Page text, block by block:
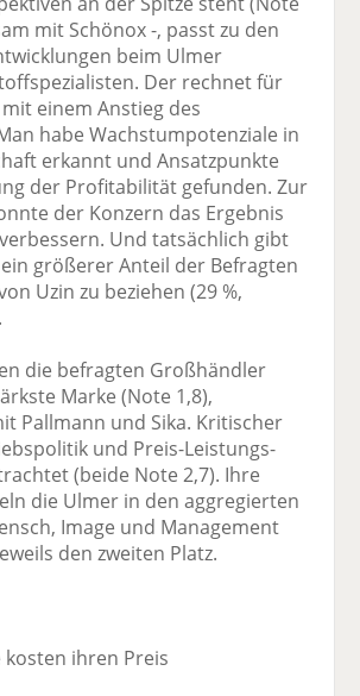
mit Schönox -, passt zu den
beim Ulmer
Der rechnet für
mit einem Anstieg des
habe Wachstumpotenziale in
erkannt und Ansatzpunkte
der Profitabilität gefunden. Zur
der Konzern das Ergebnis
Und tatsächlich gibt
größerer Anteil der Befragten
Uzin zu beziehen (29 %,
die befragten Großhändler
Marke (Note 1,8),
Pallmann und Sika. Kritischer
und Preis-Leistungs-
(beide Note 2,7). Ihre
die Ulmer in den aggregierten
Image und Management
den zweiten Platz.
ihren Preis